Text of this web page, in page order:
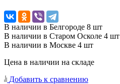
В наличии в Белгороде 8 шт
В наличии в Старом Осколе 4 шт
В наличии в Москве 4 шт
Цена в наличии на складе
Добавить к сравнению